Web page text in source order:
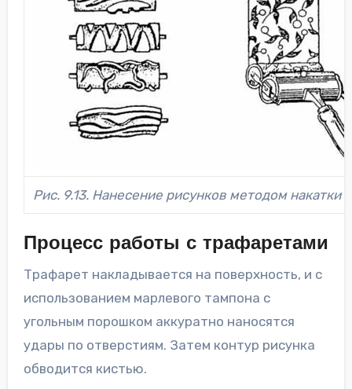
Рис. 9.13. Нанесение рисунков методом накатки
Процесс работы с трафаретами
Трафарет накладывается на поверхность, и с
использованием марлевого тампона с
угольным порошком аккуратно наносятся
удары по отверстиям. Затем контур рисунка
обводится кистью.